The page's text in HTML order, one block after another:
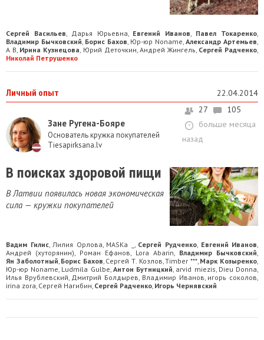
Сергей Васильев, Дарья Юрьевна, Евгений Иванов, Павел Токаренко,
Владимир Бычковский, Борис Бахов, Юр-юр Noname, Александр Артемьев,
A B, Ирина Кузнецова, Юрий Деточкин, Андрей Жингель, Сергей Радченко,
Николай Петрушенко
Личный опыт 22.04.2014
Зане Ругена-Бояре
Основатель кружка покупателей
Tiesapirksana.lv
27
105
больше месяца
назад
В поисках здоровой пищи
В Латвии появилась новая экономическая
сила — кружки покупателей
Вадим Гилис,Лилия Орлова, MASKa _ , Сергей Рудченко, Евгений Иванов,
Андрей (хуторянин), Роман Ефанов, Lora Abarin, Владимир Бычковский,
Ян Заболотный, Борис Бахов, Сергей Т. Козлов,Timber ***, Марк Козыренко,
Юр-юр Noname, Ludmila Gulbe, Антон Бутницкий, arvid miezis, Dieu Donna,
Илья Врублевский, Дмитрий Болдырев, Владимир Иванов, игорь соколов,
irina zora, Сергей Нагибин, Сергей Радченко, Игорь Чернявский